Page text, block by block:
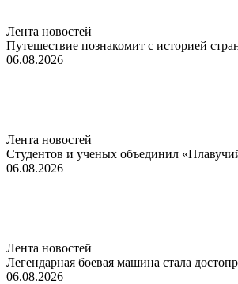
Лента новостей
Путешествие познакомит с историей
06.08.2026
Лента новостей
Студентов и ученых объединил
06.08.2026
Лента новостей
Легендарная боевая машина стала
06.08.2026